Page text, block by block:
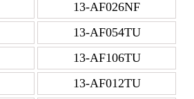
13-AF026NF
13-AF054TU
13-AF106TU
13-AF012TU